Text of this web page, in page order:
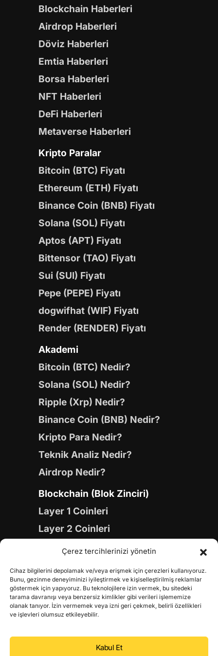
Çerez tercihlerinizi yönetin
Cihaz bilgilerini depolamak ve/veya erişmek için çerezleri kullanıyoruz.
Bunu, gezinme deneyiminizi iyileştirmek ve kişiselleştirilmiş reklamlar
göstermek için yapıyoruz. Bu teknolojilere izin vermek, bu sitedeki
tarama davranışı veya benzersiz kimlikler gibi verileri işlememize
olanak tanıyor. İzin vermemek veya izni geri çekmek, belirli özellikleri
ve işlevleri olumsuz etkileyebilir.
Kabul Et
Blockchain Haberleri
Airdrop Haberleri
Döviz Haberleri
Emtia Haberleri
Borsa Haberleri
NFT Haberleri
DeFi Haberleri
Metaverse Haberleri
Kripto Paralar
Bitcoin (BTC) Fiyatı
Ethereum (ETH) Fiyatı
Binance Coin (BNB) Fiyatı
Solana (SOL) Fiyatı
Aptos (APT) Fiyatı
Bittensor (TAO) Fiyatı
Sui (SUI) Fiyatı
Pepe (PEPE) Fiyatı
dogwifhat (WIF) Fiyatı
Render (RENDER) Fiyatı
Akademi
Bitcoin (BTC) Nedir?
Solana (SOL) Nedir?
Ripple (Xrp) Nedir?
Binance Coin (BNB) Nedir?
Kripto Para Nedir?
Teknik Analiz Nedir?
Airdrop Nedir?
Blockchain (Blok Zinciri)
Layer 1 Coinleri
Layer 2 Coinleri
Yapay Zeka (AI) Coinleri
Gaming Coinleri
RWA Coinleri
DeFi Coinleri
DePIN Coinleri
Metaverse Coinleri